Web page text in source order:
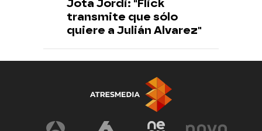
Jota Jordi: "Flick
transmite que sólo
quiere a Julián Alvarez"